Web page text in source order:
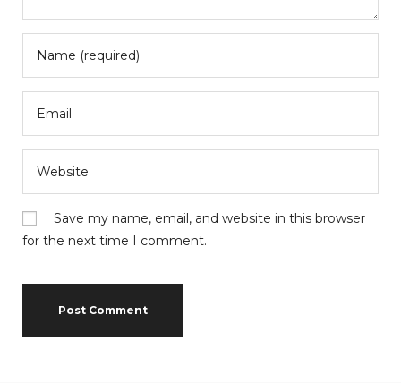
Save my name, email, and website in this browser
for the next time I comment.